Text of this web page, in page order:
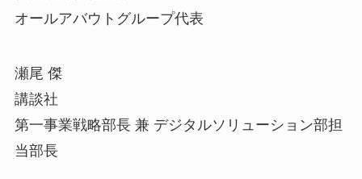
オールアバウトグループ代表
瀬尾 傑
講談社
第一事業戦略部長 兼 デジタルソリューション部担
当部長